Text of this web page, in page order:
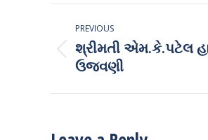
Post
navigation
PREVIOUS
Previous
post:
શ્રીમતી એમ.કે.પટેલ
ઉજવણી